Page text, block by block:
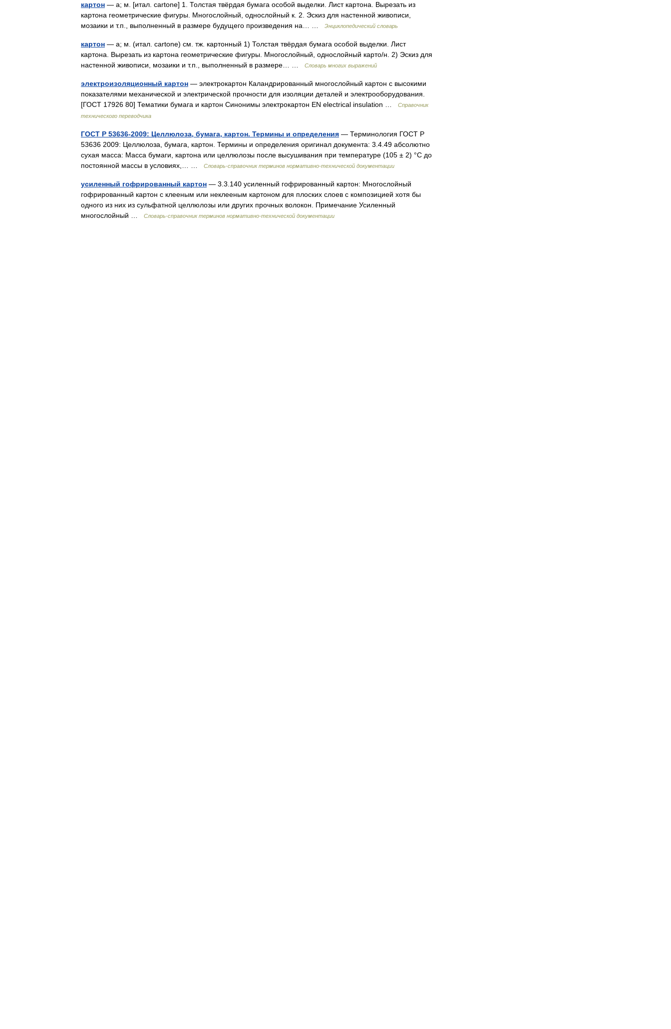
картон — а; м. [итал. cartone] 1. Толстая твёрдая бумага особой выделки. Лист картона. Вырезать из
картона геометрические фигуры. Многослойный, однослойный к. 2. Эскиз для настенной живописи,
мозаики и т.п., выполненный в размере будущего произведения на… …
Энциклопедический словарь
картон — а; м. (итал. cartone) см. тж. картонный 1) Толстая твёрдая бумага особой выделки. Лист
картона. Вырезать из картона геометрические фигуры. Многослойный, однослойный карто/н. 2) Эскиз для
настенной живописи, мозаики и т.п., выполненный в размере… …
Словарь многих выражений
электроизоляционный картон — электрокартон Каландрированный многослойный картон с высокими
показателями механической и электрической прочности для изоляции деталей и электрооборудования.
[ГОСТ 17926 80] Тематики бумага и картон Синонимы электрокартон EN electrical insulation …
Справочник
технического переводчика
ГОСТ Р 53636-2009: Целлюлоза, бумага, картон. Термины и определения — Терминология ГОСТ Р
53636 2009: Целлюлоза, бумага, картон. Термины и определения оригинал документа: 3.4.49 абсолютно
сухая масса: Масса бумаги, картона или целлюлозы после высушивания при температуре (105 ± 2) °С до
постоянной массы в условиях,… …
Словарь-справочник терминов нормативно-технической документации
усиленный гофрированный картон — 3.3.140 усиленный гофрированный картон: Многослойный
гофрированный картон с клееным или неклееным картоном для плоских слоев с композицией хотя бы
одного из них из сульфатной целлюлозы или других прочных волокон. Примечание Усиленный
многослойный …
Словарь-справочник терминов нормативно-технической документации